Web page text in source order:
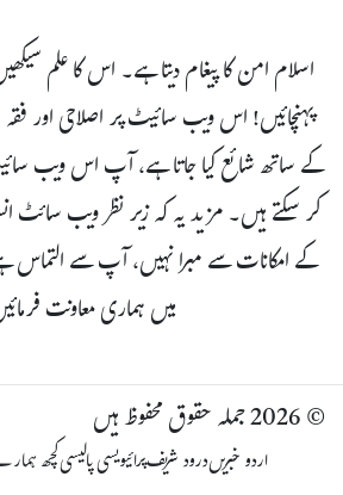
اسلام امن کا پیغام دیتا ہے۔ اس کا علم
پہنچائیں! اس ویب سائیٹ پر اصلاحی اور فقہ
کے ساتھ شائع کیا جاتا ہے، آپ اس ویب
کر سکتے ہیں۔ مزید یہ کہ زیر نظر ویب سائٹ
کے امکانات سے مبرا نہیں، آپ سے التماس
میں ہماری معاونت
© 2026 جملہ حقوق محفوظ ہیں
اردو خبریںدرود شریفپرائیویسی پالیسیکچھ